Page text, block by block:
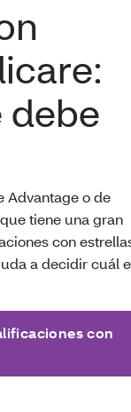
debe
Advantage o de
tiene una gran
con
a decidir cuál
con